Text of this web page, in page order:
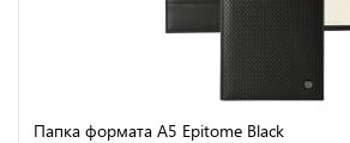
Папка формата А5 Epitome Black